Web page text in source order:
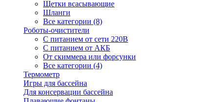
Щетки всасывающие
Шланги
Все категории (8)
Роботы-очистители
С питанием от сети 220В
С питанием от АКБ
От скиммера или форсунки
Все категории (4)
Термометр
Игры для бассейна
Для консервации бассейна